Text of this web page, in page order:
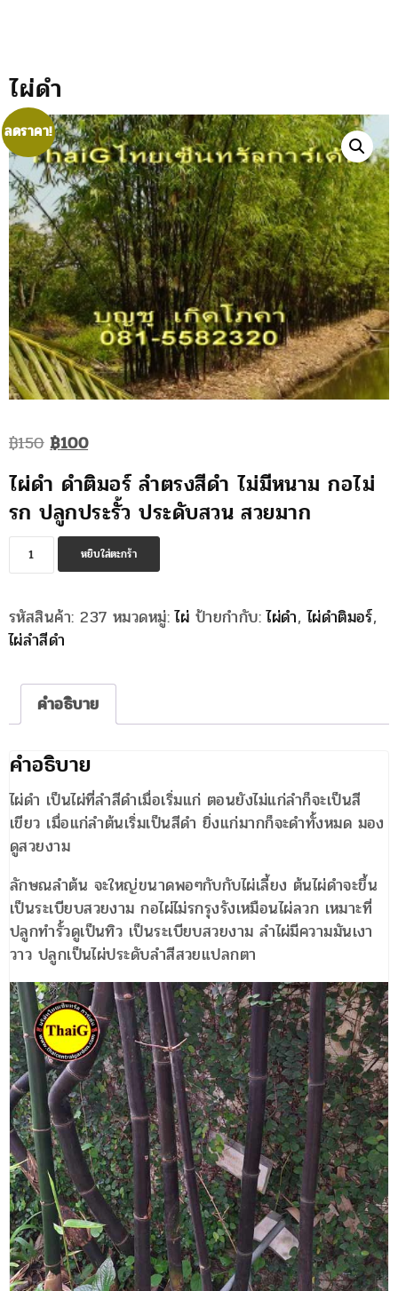
ไผ่ดำ
ลดราคา!
฿150 Original
was:
฿150.
฿100Current
is:
฿100.
ไผ่ดำ ดำติมอร์ ลำตรงสีดำ ไม่มีหนาม กอไม่
รก ปลูกประรั้ว ประดับสวน สวยมาก
จำนวน
ไผ่
ชิ้น
หยิบใส่ตะกร้า
รหัสสินค้า:237 หมวดหมู่:ไผ่ ป้ายกำกับ:ไผ่ดำ,ไผ่ดำติมอร์,
ไผ่ลำสีดำ
คำอธิบาย
คำอธิบาย
ไผ่ดำ เป็นไผ่ที่ลำสีดำเมื่อเริ่มแก่ ตอนยังไม่แก่ลำก็จะเป็นสี
เขียว เมื่อแก่ลำต้นเริ่มเป็นสีดำ ยิ่งแก่มากก็จะดำทั้งหมด มอง
ดูสวยงาม
ลักษณลำต้น จะใหญ่ขนาดพอๆกับกับไผ่เลี้ยง ต้นไผ่ดำจะขึ้น
เป็นระเบียบสวยงาม กอไผ่ไม่รกรุงรังเหมือนไผ่ลวก เหมาะที่
ปลูกทำรั้วดูเป็นทิว เป็นระเบียบสวยงาม ลำไผ่มีความมันเงา
วาว ปลูกเป็นไผ่ประดับลำสีสวยแปลกตา